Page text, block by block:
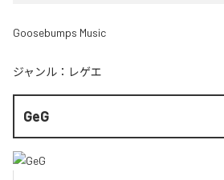
Goosebumps Music
ジャンル： レゲエ
GeG